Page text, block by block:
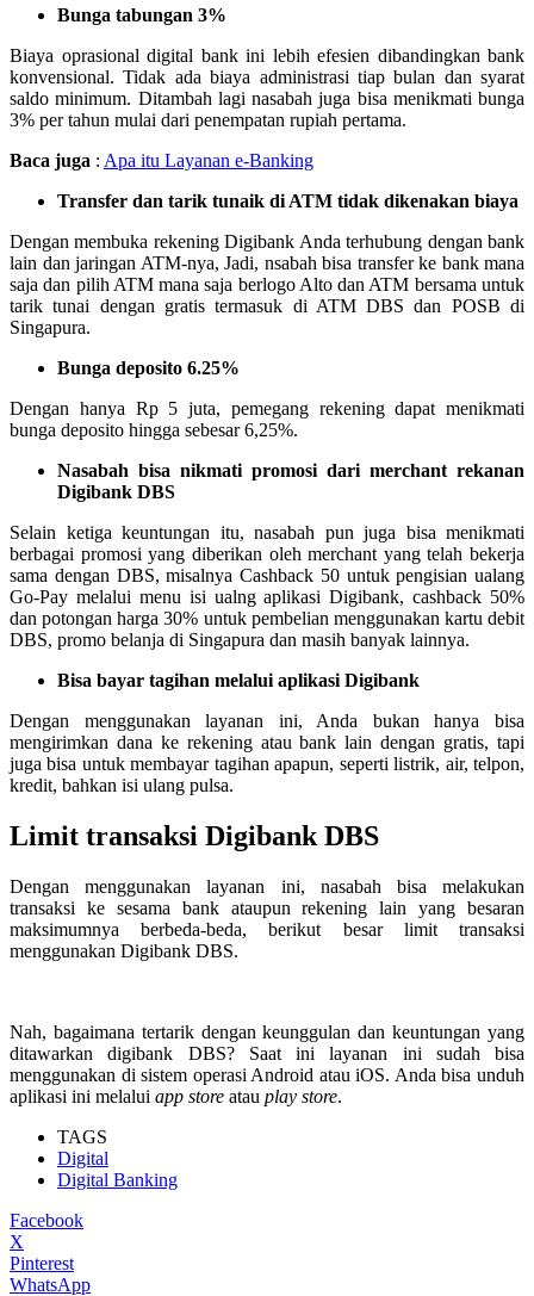
Bunga tabungan 3%
Biaya oprasional digital bank ini lebih efesien dibandingkan bank
konvensional. Tidak ada biaya administrasi tiap bulan dan syarat
saldo minimum. Ditambah lagi nasabah juga bisa menikmati bunga
3% per tahun mulai dari penempatan rupiah pertama.
Baca juga : Apa itu Layanan e-Banking
Transfer dan tarik tunaik di ATM tidak dikenakan biaya
Dengan membuka rekening Digibank Anda terhubung dengan bank
lain dan jaringan ATM-nya, Jadi, nsabah bisa transfer ke bank mana
saja dan pilih ATM mana saja berlogo Alto dan ATM bersama untuk
tarik tunai dengan gratis termasuk di ATM DBS dan POSB di
Singapura.
Bunga deposito 6.25%
Dengan hanya Rp 5 juta, pemegang rekening dapat menikmati
bunga deposito hingga sebesar 6,25%.
Nasabah bisa nikmati promosi dari merchant rekanan
Digibank DBS
Selain ketiga keuntungan itu, nasabah pun juga bisa menikmati
berbagai promosi yang diberikan oleh merchant yang telah bekerja
sama dengan DBS, misalnya Cashback 50 untuk pengisian ualang
Go-Pay melalui menu isi ualng aplikasi Digibank, cashback 50%
dan potongan harga 30% untuk pembelian menggunakan kartu debit
DBS, promo belanja di Singapura dan masih banyak lainnya.
Bisa bayar tagihan melalui aplikasi Digibank
Dengan menggunakan layanan ini, Anda bukan hanya bisa
mengirimkan dana ke rekening atau bank lain dengan gratis, tapi
juga bisa untuk membayar tagihan apapun, seperti listrik, air, telpon,
kredit, bahkan isi ulang pulsa.
Limit transaksi Digibank DBS
Dengan menggunakan layanan ini, nasabah bisa melakukan
transaksi ke sesama bank ataupun rekening lain yang besaran
maksimumnya berbeda-beda, berikut besar limit transaksi
menggunakan Digibank DBS.
Nah, bagaimana tertarik dengan keunggulan dan keuntungan yang
ditawarkan digibank DBS? Saat ini layanan ini sudah bisa
menggunakan di sistem operasi Android atau iOS. Anda bisa unduh
aplikasi ini melalui app store atau play store.
TAGS
Digital
Digital Banking
Facebook
X
Pinterest
WhatsApp